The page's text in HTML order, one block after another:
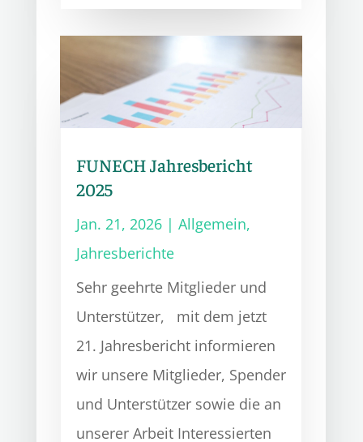
FUNECH Jahresbericht
2025
Jan. 21, 2026| Allgemein,
Jahresberichte
Sehr geehrte Mitglieder und
Unterstützer, mit dem jetzt
21. Jahresbericht informieren
wir unsere Mitglieder, Spender
und Unterstützer sowie die an
unserer Arbeit Interessierten